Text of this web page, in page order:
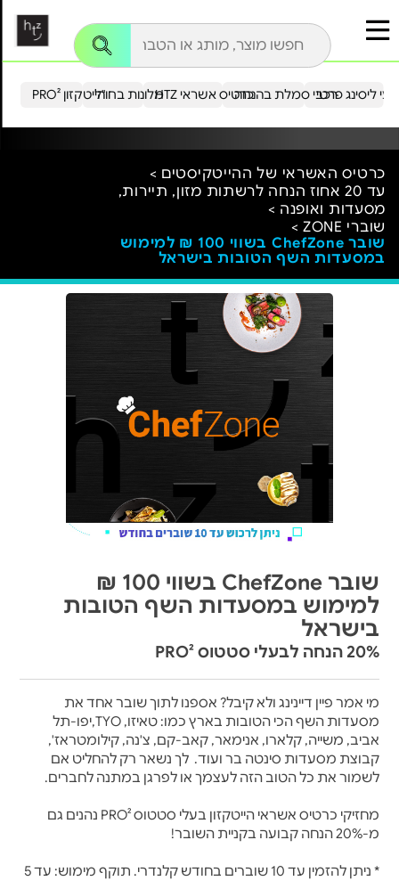
הייטקזון PRO²מלונות בחו"ל כרטיס אשראי HTZ ליסינג פרטירכבי סמלת בהנחה
כרטיס האשראי של ההייטקיסטים >
עד 20 אחוז הנחה לרשתות מזון, תיירות,
מסעדות ואופנה >
שוברי ZONE >
שובר ChefZone בשווי 100 ₪ למימוש
במסעדות השף הטובות בישראל
שובר ChefZone בשווי 100 ₪
למימוש במסעדות השף הטובות
בישראל
20% הנחה לבעלי סטטוס PRO²
מי אמר פיין דיינינג ולא קיבל? אספנו לתוך שובר אחד את
מסעדות השף הכי הטובות בארץ כמו: טאיזו, TYO,יפו-תל
אביב, משייה, קלארו, אנימאר, קאב-קם, צ'נה, קילומטראז',
קבוצת מסעדות סינטה בר ועוד. לך נשאר רק להחליט אם
לשמור את כל הטוב הזה לעצמך או לפרגן במתנה לחברים.
מחזיקי כרטיס אשראי הייטקזון בעלי סטטוס PRO² נהנים גם
מ-20% הנחה קבועה בקניית השובר!
* ניתן להזמין עד 10 שוברים בחודש קלנדרי. תוקף מימוש: עד 5